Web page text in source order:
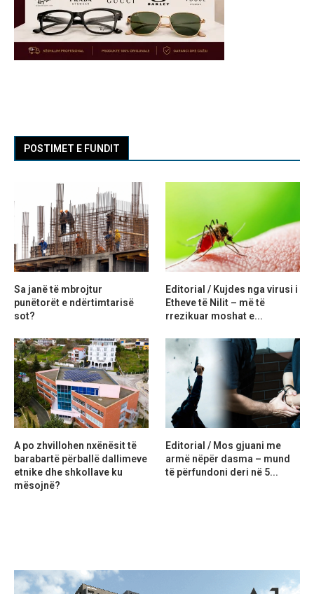
POSTIMET E FUNDIT
Sa janë të mbrojtur
punëtorët e ndërtimtarisë
sot?
Editorial / Kujdes nga virusi i
Etheve të Nilit – më të
rrezikuar moshat e...
A po zhvillohen nxënësit të
barabartë përballë dallimeve
etnike dhe shkollave ku
mësojnë?
Editorial / Mos gjuani me
armë nëpër dasma – mund
të përfundoni deri në 5...